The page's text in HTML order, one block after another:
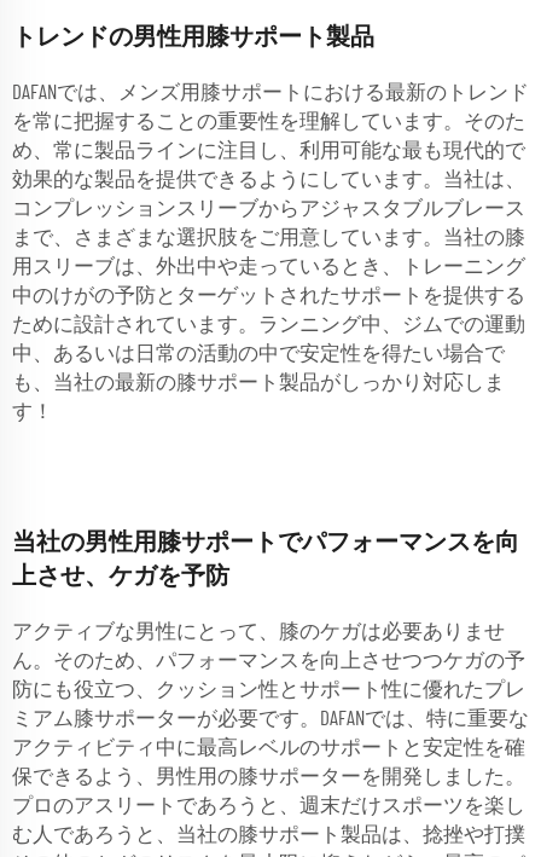
トレンドの男性用膝サポート製品
DAFANでは、メンズ用膝サポートにおける最新のトレンド
を常に把握することの重要性を理解しています。そのた
め、常に製品ラインに注目し、利用可能な最も現代的で
効果的な製品を提供できるようにしています。当社は、
コンプレッションスリーブからアジャスタブルブレース
まで、さまざまな選択肢をご用意しています。当社の膝
用スリーブは、外出中や走っているとき、トレーニング
中のけがの予防とターゲットされたサポートを提供する
ために設計されています。ランニング中、ジムでの運動
中、あるいは日常の活動の中で安定性を得たい場合で
も、当社の最新の膝サポート製品がしっかり対応しま
す！
当社の男性用膝サポートでパフォーマンスを向
上させ、ケガを予防
アクティブな男性にとって、膝のケガは必要ありませ
ん。そのため、パフォーマンスを向上させつつケガの予
防にも役立つ、クッション性とサポート性に優れたプレ
ミアム膝サポーターが必要です。DAFANでは、特に重要な
アクティビティ中に最高レベルのサポートと安定性を確
保できるよう、男性用の膝サポーターを開発しました。
プロのアスリートであろうと、週末だけスポーツを楽し
む人であろうと、当社の膝サポート製品は、捻挫や打撲